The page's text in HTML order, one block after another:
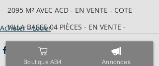
2095 M² AVEC ACD - EN VENTE - COTE
VILLA BASSE 04 PIÈCES - EN VENTE -
6 HECTARES - EN VENTE - COTE D'IVOI
34 HECTARES - EN VENTE - COTE D'IVO
Acheter - Louer
Boutique AB4 Annonces